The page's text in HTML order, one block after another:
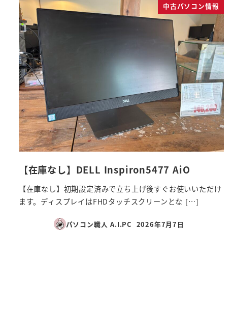
中古パソコン情報
【在庫なし】DELL Inspiron5477 AiO
【在庫なし】初期設定済みで立ち上げ後すぐお使いいただけ
ます。ディスプレイはFHDタッチスクリーンとな […]
パソコン職人 A.I.PC
投稿日
2026年7月7日